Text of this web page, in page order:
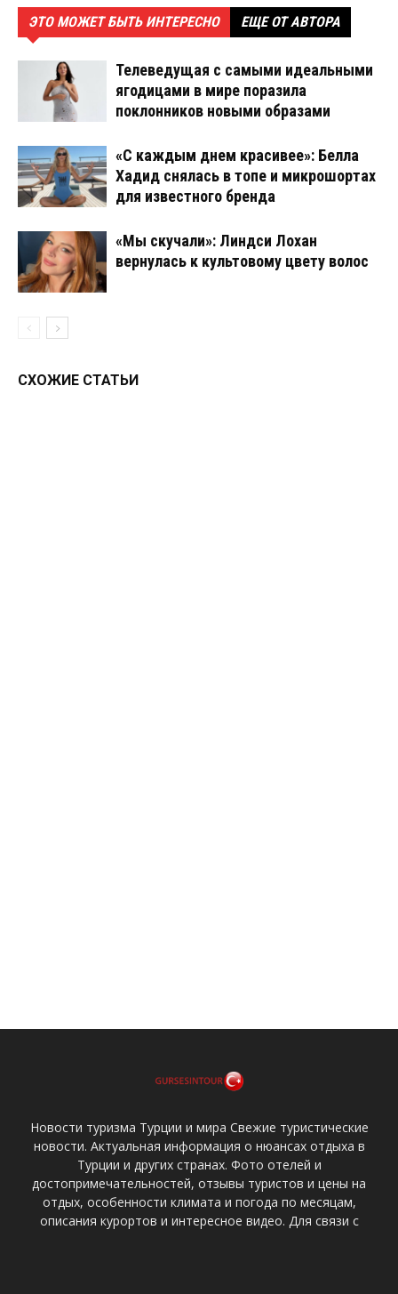
ЭТО МОЖЕТ БЫТЬ ИНТЕРЕСНО ЕЩЕ ОТ АВТОРА
Телеведущая с самыми идеальными
ягодицами в мире поразила
поклонников новыми образами
«С каждым днем красивее»: Белла
Хадид снялась в топе и микрошортах
для известного бренда
«Мы скучали»: Линдси Лохан
вернулась к культовому цвету волос
СХОЖИЕ СТАТЬИ
Новости туризма Турции и мира Свежие туристические
новости. Актуальная информация о нюансах отдыха в
Турции и других странах. Фото отелей и
достопримечательностей, отзывы туристов и цены на
отдых, особенности климата и погода по месяцам,
описания курортов и интересное видео. Для связи с